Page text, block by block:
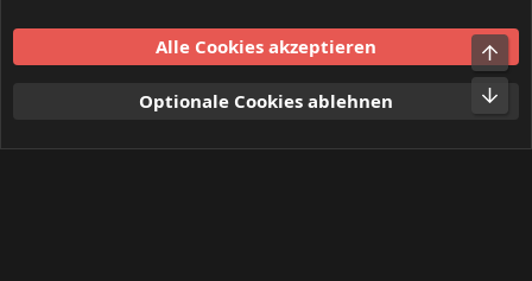
Nutzungsbedingungen
Datenschutz
S
Alle Cookies akzeptieren
Optionale Cookies ablehnen